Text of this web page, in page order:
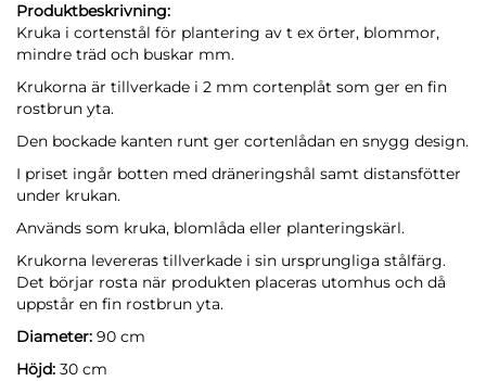
Produktbeskrivning:
Kruka i cortenstål för plantering av t ex örter, blommor,
mindre träd och buskar mm.
Krukorna är tillverkade i 2 mm cortenplåt som ger en fin
rostbrun yta.
Den bockade kanten runt ger cortenlådan en snygg design.
I priset ingår botten med dräneringshål samt distansfötter
under krukan.
Används som kruka, blomlåda eller planteringskärl.
Krukorna levereras tillverkade i sin ursprungliga stålfärg.
Det börjar rosta när produkten placeras utomhus och då
uppstår en fin rostbrun yta.
Diameter: 90 cm
Höjd: 30 cm